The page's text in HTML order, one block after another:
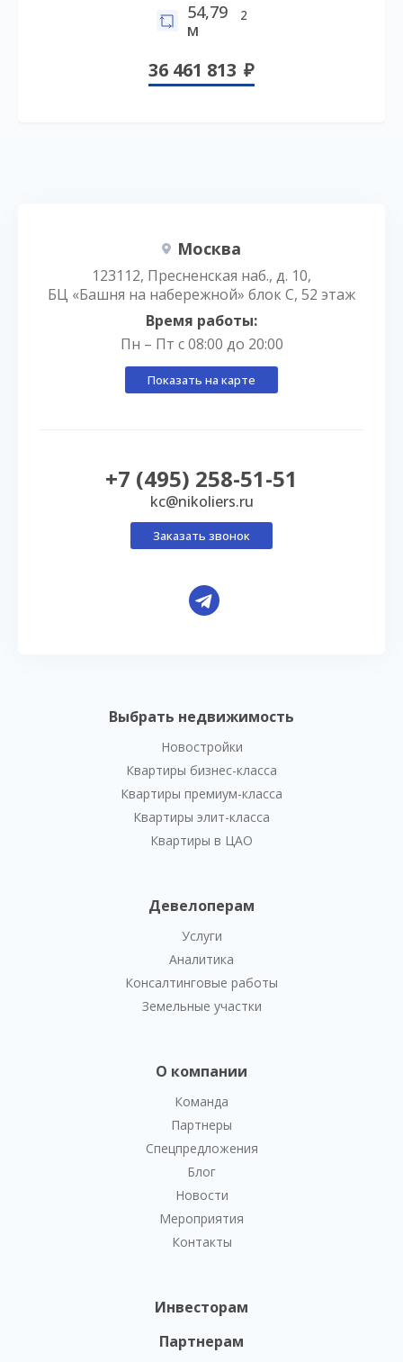
54,79
м
2
36 461 813
Выбрать недвижимость
Новостройки
Квартиры бизнес-класса
Квартиры премиум-класса
Квартиры элит-класса
Квартиры в ЦАО
Девелоперам
Услуги
Аналитика
Консалтинговые работы
Земельные участки
О компании
Команда
Партнеры
Спецпредложения
Блог
Новости
Мероприятия
Контакты
Инвесторам
Партнерам
Москва
123112, Пресненская наб., д. 10,
БЦ «Башня на набережной» блок С, 52 этаж
Время работы:
Пн – Пт с 08:00 до 20:00
Показать на карте
+7 (495) 258-51-51
kc@nikoliers.ru
Заказать звонок